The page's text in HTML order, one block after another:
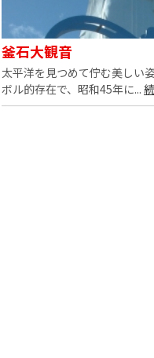
釜石大観音
太平洋を見つめて佇む美しい
ボル的存在で、昭和45年に...